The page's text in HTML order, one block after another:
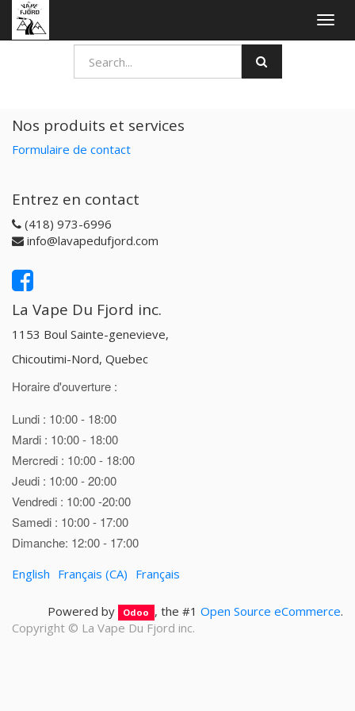
Nos produits et services
Formulaire de contact
Entrez en contact
(418) 973-6996
info@lavapedufjord.com
La Vape Du Fjord inc.
1153 Boul Sainte-genevieve,
Chicoutimi-Nord, Quebec
Horaire d'ouverture :
Lundi : 10:00 - 18:00
Mardi : 10:00 - 18:00
Mercredi : 10:00 - 18:00
Jeudi : 10:00 - 20:00
Vendredi : 10:00 -20:00
Samedi : 10:00 - 17:00
Dimanche: 12:00 - 17:00
English Français (CA) Français
Powered by Odoo , the #1 Open Source eCommerce.
Copyright © La Vape Du Fjord inc.